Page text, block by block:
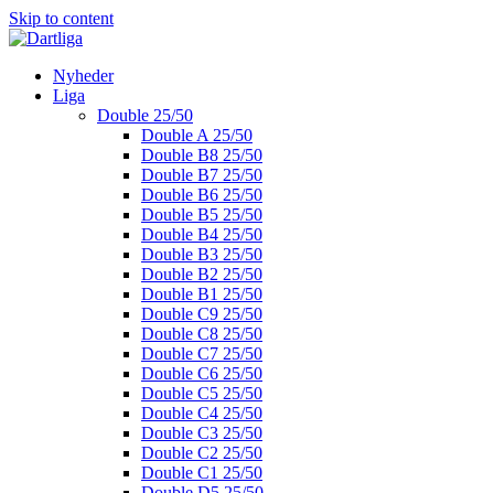
Skip to content
Nyheder
Liga
Double 25/50
Double A 25/50
Double B8 25/50
Double B7 25/50
Double B6 25/50
Double B5 25/50
Double B4 25/50
Double B3 25/50
Double B2 25/50
Double B1 25/50
Double C9 25/50
Double C8 25/50
Double C7 25/50
Double C6 25/50
Double C5 25/50
Double C4 25/50
Double C3 25/50
Double C2 25/50
Double C1 25/50